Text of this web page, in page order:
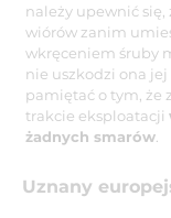
należy upewnić się,
wiórów zanim
wkręceniem śruby
nie uszkodzi ona
pamiętać o tym, że
trakcie eksploatacji
żadnych smarów
Uznany